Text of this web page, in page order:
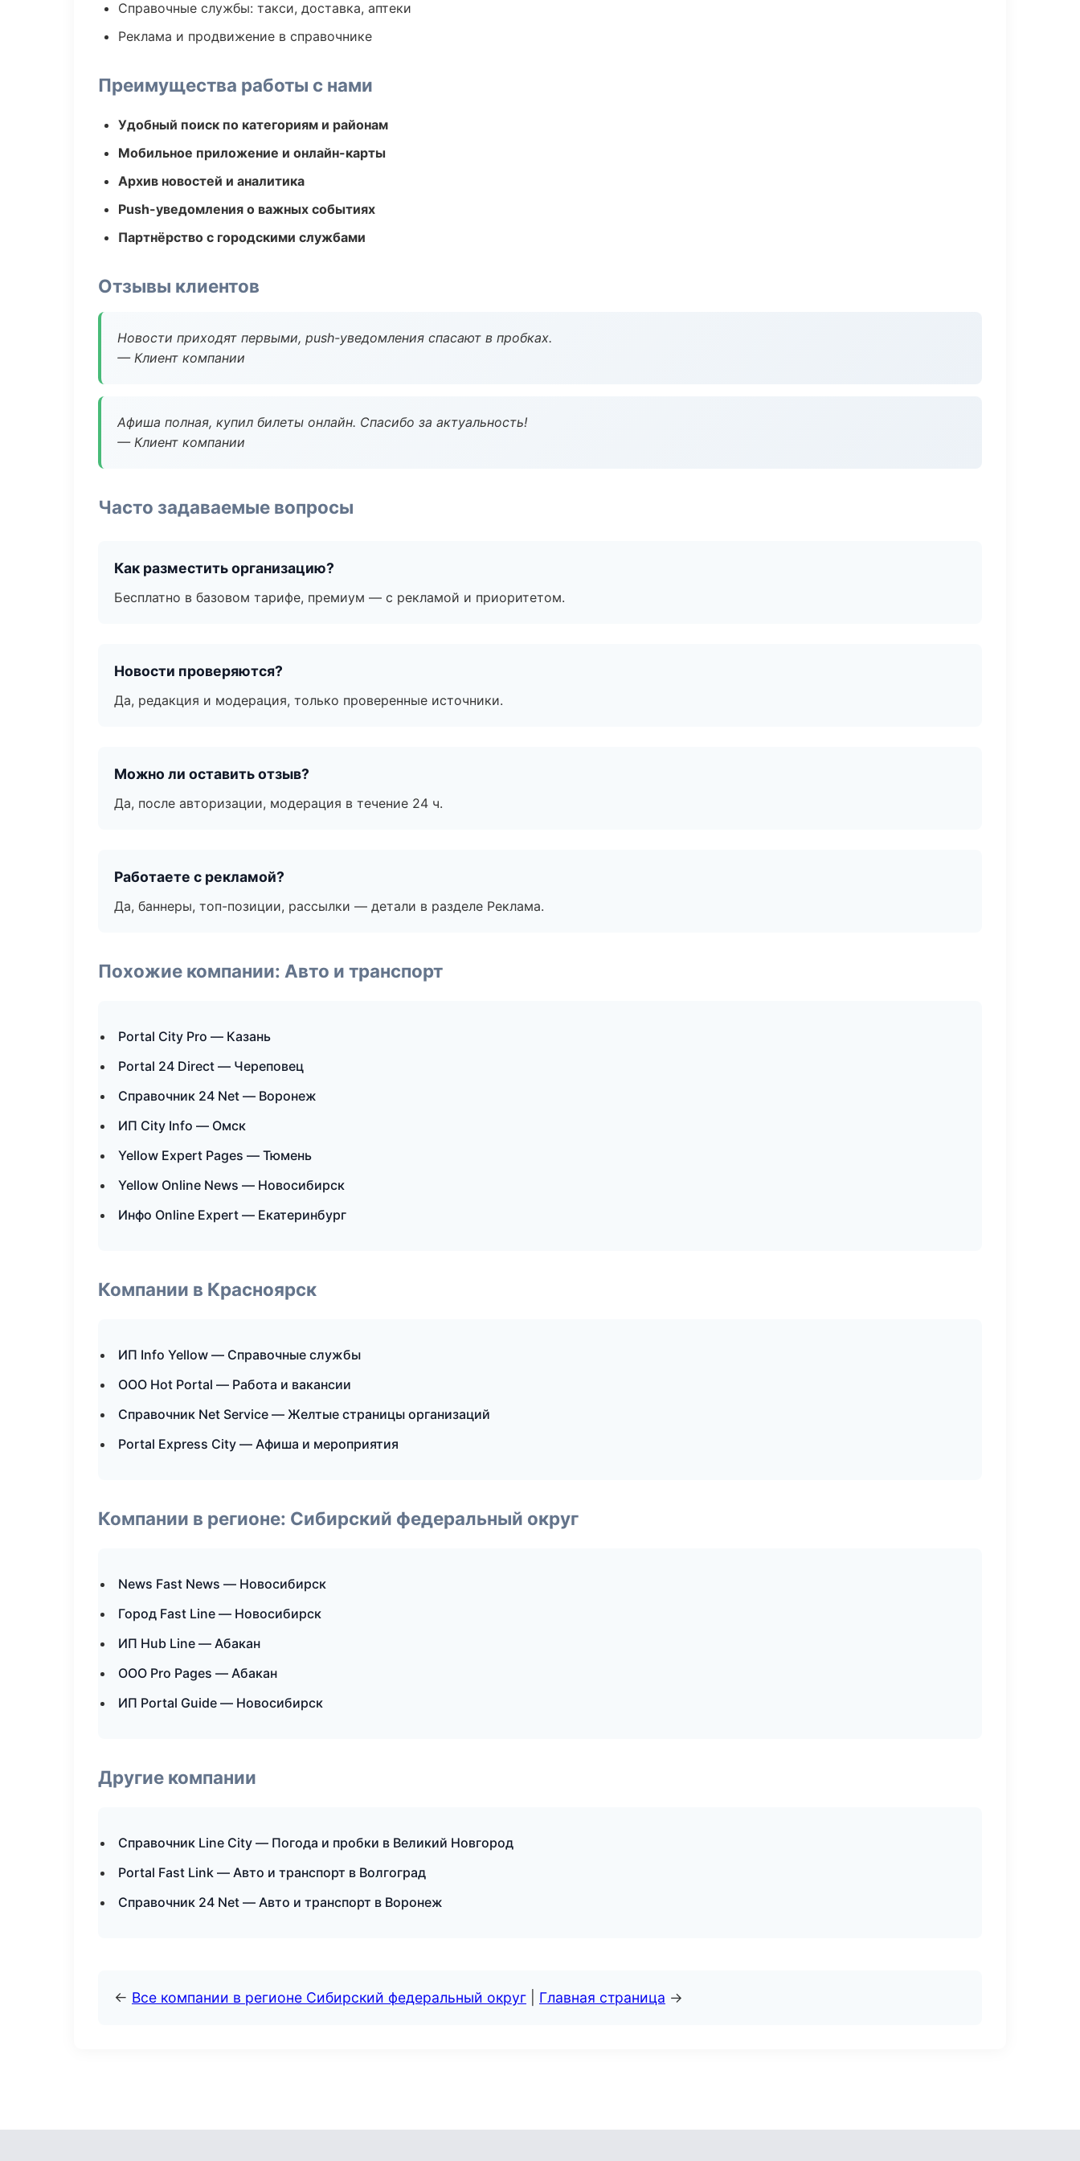
Справочные службы: такси, доставка, аптеки
Реклама и продвижение в справочнике
Преимущества работы с нами
Удобный поиск по категориям и районам
Мобильное приложение и онлайн-карты
Архив новостей и аналитика
Push-уведомления о важных событиях
Партнёрство с городскими службами
Отзывы клиентов
Новости приходят первыми, push-уведомления спасают в пробках.
— Клиент компании
Афиша полная, купил билеты онлайн. Спасибо за актуальность!
— Клиент компании
Часто задаваемые вопросы
Как разместить организацию?
Бесплатно в базовом тарифе, премиум — с рекламой и приоритетом.
Новости проверяются?
Да, редакция и модерация, только проверенные источники.
Можно ли оставить отзыв?
Да, после авторизации, модерация в течение 24 ч.
Работаете с рекламой?
Да, баннеры, топ-позиции, рассылки — детали в разделе Реклама.
Похожие компании: Авто и транспорт
Portal City Pro — Казань
Portal 24 Direct — Череповец
Справочник 24 Net — Воронеж
ИП City Info — Омск
Yellow Expert Pages — Тюмень
Yellow Online News — Новосибирск
Инфо Online Expert — Екатеринбург
Компании в Красноярск
ИП Info Yellow — Справочные службы
ООО Hot Portal — Работа и вакансии
Справочник Net Service — Желтые страницы организаций
Portal Express City — Афиша и мероприятия
Компании в регионе: Сибирский федеральный округ
News Fast News — Новосибирск
Город Fast Line — Новосибирск
ИП Hub Line — Абакан
ООО Pro Pages — Абакан
ИП Portal Guide — Новосибирск
Другие компании
Справочник Line City — Погода и пробки в Великий Новгород
Portal Fast Link — Авто и транспорт в Волгоград
Справочник 24 Net — Авто и транспорт в Воронеж
← Все компании в регионе Сибирский федеральный округ Главная страница →